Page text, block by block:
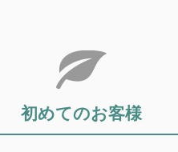
初めてのお客様